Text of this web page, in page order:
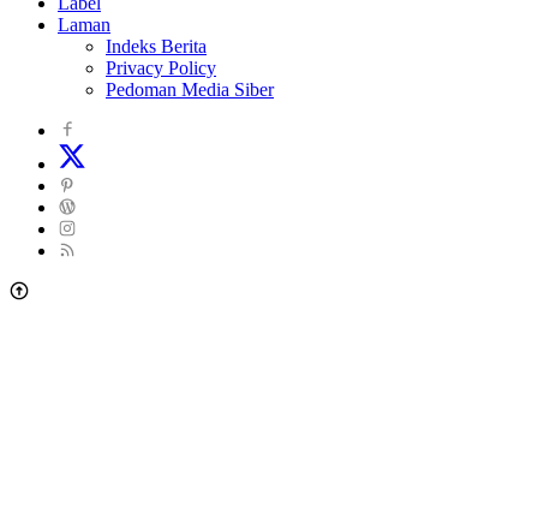
Laman
Indeks Berita
Privacy Policy
Pedoman Media Siber